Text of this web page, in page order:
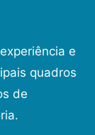
e
quadros
de